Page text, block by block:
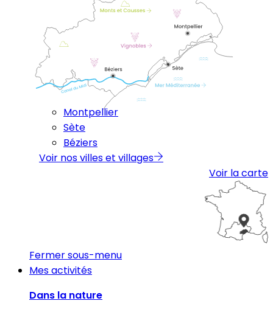
Montpellier
Sète
Béziers
Voir nos villes et villages
Voir la carte
Fermer sous-menu
Mes activités
Dans la nature